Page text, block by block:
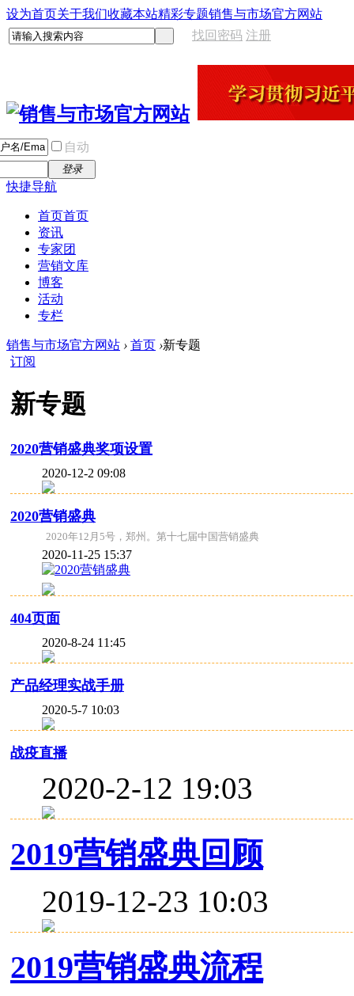
设为首页关于我们收藏本站精彩专题销售与市场官方网站
找回密码 注册
自动
登录
快捷导航
首页首页
资讯
专家团
营销文库
博客
活动
专栏
销售与市场官方网站 › 首页 ›新专题
订阅
新专题
2020营销盛典奖项设置
2020-12-2 09:08
2020营销盛典
2020年12月5号，郑州。第十七届中国营销盛典
2020-11-25 15:37
404页面
2020-8-24 11:45
产品经理实战手册
2020-5-7 10:03
战疫直播
2020-2-12 19:03
2019营销盛典回顾
2019-12-23 10:03
2019营销盛典流程